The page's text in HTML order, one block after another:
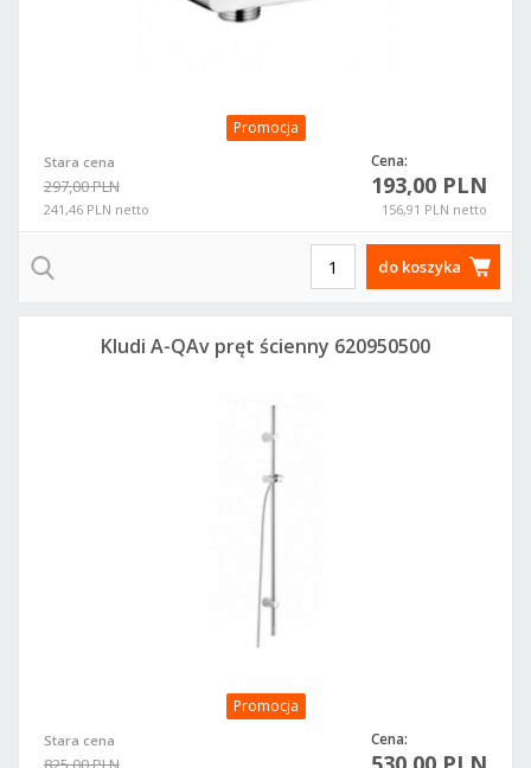
Promocja
Stara cena
297,00 PLN
241,46 PLN netto
Cena:
193,00 PLN
156,91 PLN netto
do koszyka
Promocja
Stara cena Cena:
Kludi A-QAv pręt ścienny 620950500